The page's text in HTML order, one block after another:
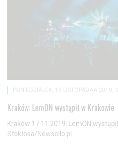
PONIEDZIAŁEK, 18 LISTOPADAA 2019,
Kraków: LemON wystąpił w Krakowie
Kraków 17.11.2019: LemON
Stokłosa/Newsello.pl